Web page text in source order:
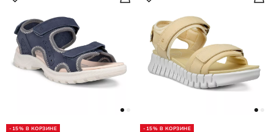
-15% В КОРЗИНЕ -15% В КОРЗИНЕ